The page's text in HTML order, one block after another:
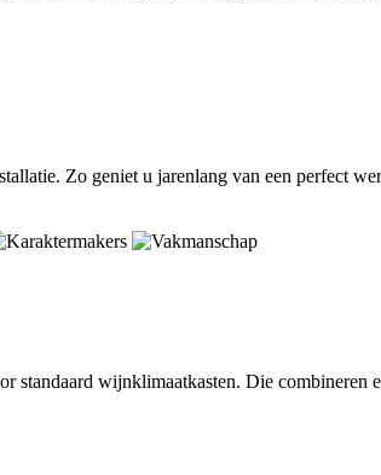
Zo geniet u jarenlang van een perfect
standaard wijnklimaatkasten. Die combineren